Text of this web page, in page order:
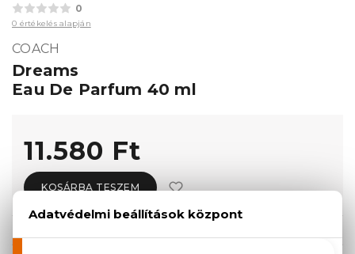
0
0 értékelés alapján
COACH
Dreams
Eau De Parfum 40 ml
11.580 Ft
KOSÁRBA TESZEM